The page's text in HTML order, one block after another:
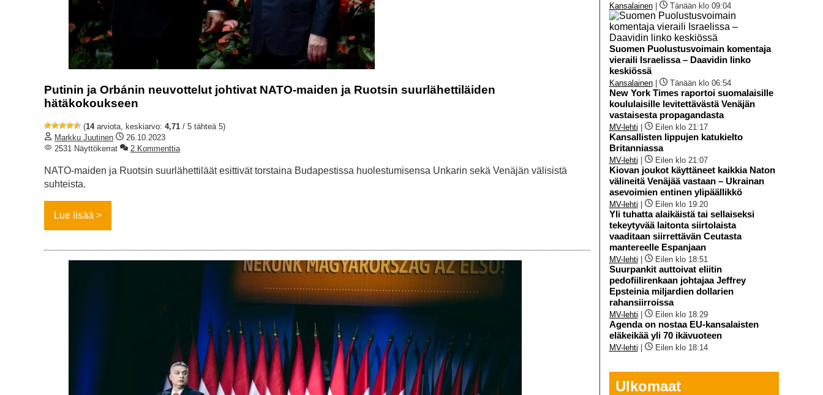
Putinin ja Orbánin neuvottelut johtivat NATO-maiden ja Ruotsin suurlähettiläiden
hätäkokoukseen
(14arviota, keskiarvo: 4,71 / 5 tähteä 5)
Markku Juutinen
26.10.2023
2531 Näyttökerrat
2 Kommenttia
NATO-maiden ja Ruotsin suurlähettiläät esittivät torstaina Budapestissa huolestumisensa Unkarin sekä Venäjän välisistä
suhteista.
Lue lisää
Kansalainen| Tänään klo 09:04
Suomen Puolustusvoimain komentaja
vieraili Israelissa – Daavidin linko
keskiössä
Kansalainen| Tänään klo 06:54
New York Times raportoi suomalaisille
koululaisille levitettävästä Venäjän
vastaisesta propagandasta
MV-lehti Eilen klo 21:17
Kansallisten lippujen katukielto
Britanniassa
MV-lehti Eilen klo 21:07
Kiovan joukot käyttäneet kaikkia Naton
välineitä Venäjää vastaan – Ukrainan
asevoimien entinen ylipäällikkö
MV-lehti Eilen klo 19:20
Yli tuhatta alaikäistä tai sellaiseksi
tekeytyvää laitonta siirtolaista
vaaditaan siirrettävän Ceutasta
mantereelle Espanjaan
MV-lehti Eilen klo 18:51
Suurpankit auttoivat eliitin
pedofiilirenkaan johtajaa Jeffrey
Epsteinia miljardien dollarien
rahansiirroissa
MV-lehti Eilen klo 18:29
Agenda on nostaa EU-kansalaisten
eläkeikää yli 70 ikävuoteen
MV-lehti Eilen klo 18:14
Ulkomaat